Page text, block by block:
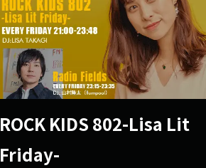
ROCK KIDS 802-Lisa Lit
Friday-